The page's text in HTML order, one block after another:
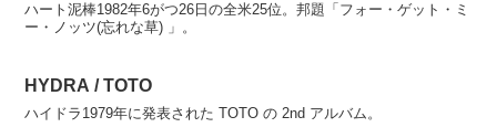
ハート泥棒1982年6がつ26日の全米25位。邦題「フォー・ゲット・ミ
ー・ノッツ(忘れな草) 」。
HYDRA / TOTO
ハイドラ1979年に発表された TOTO の 2nd アルバム。